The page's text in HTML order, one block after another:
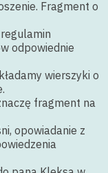
Fragment o
odpowiednie
wierszyki o
fragment na
opowiadanie z